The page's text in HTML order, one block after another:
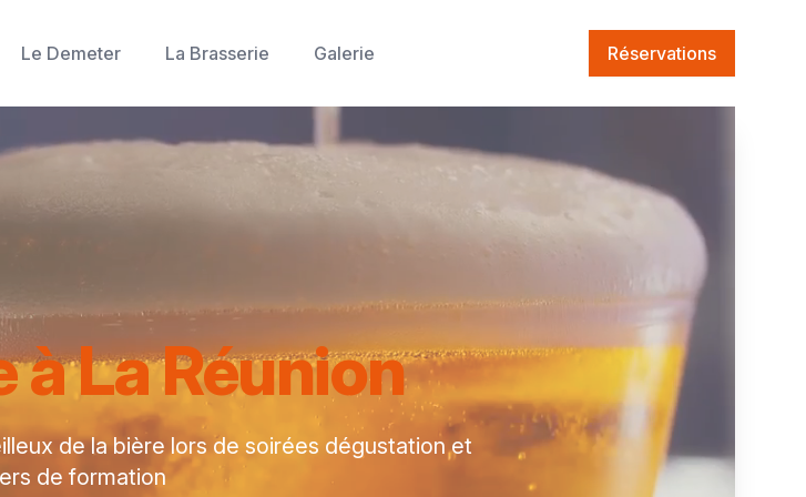
Le Demeter La Brasserie Galerie Réservations
La Réunion
de la bière lors de soirées dégustation et
de formation